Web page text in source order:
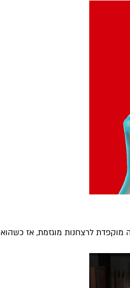
לרצחנות מוגזמת, אז